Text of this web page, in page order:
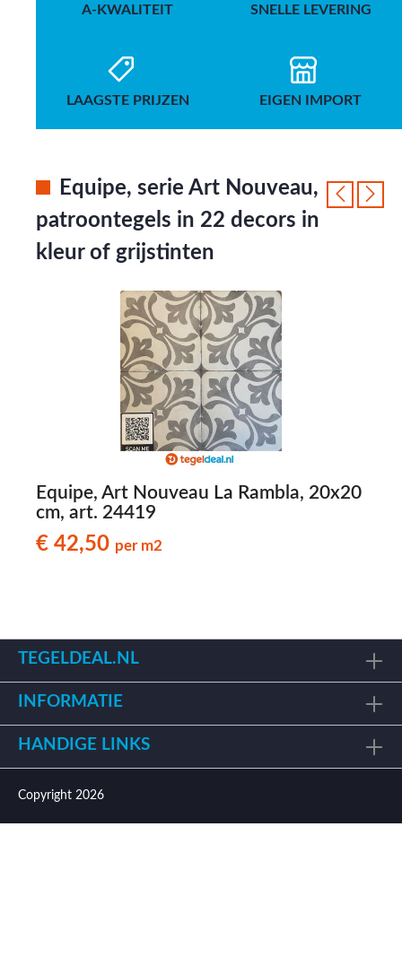
A-KWALITEIT SNELLE LEVERING
LAAGSTE PRIJZEN EIGEN IMPORT
Equipe, serie Art Nouveau,
patroontegels in 22 decors in
kleur of grijstinten
Equipe, Art Nouveau La Rambla, 20x20
cm, art. 24419
€ 42,50 per m2
TEGELDEAL.NL
INFORMATIE
HANDIGE LINKS
Copyright 2026